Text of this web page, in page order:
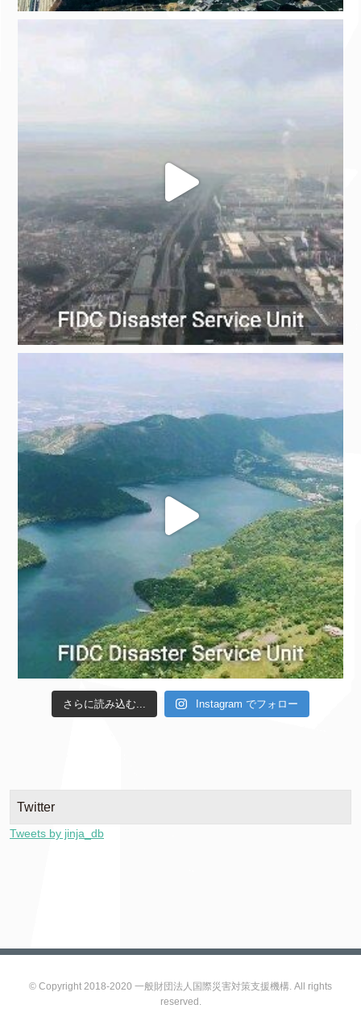
さらに読み込む... Instagram でフォロー
Twitter
Tweets by jinja_db
© Copyright 2018-2020 一般財団法人国際災害対策支援機構. All rights
reserved.